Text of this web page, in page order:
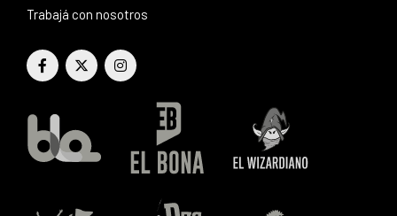
Trabajá con nosotros